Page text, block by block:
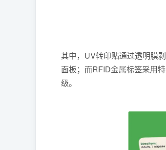
其中，UV转印贴通过透明膜
面板；而RFID金属标签采用
级。